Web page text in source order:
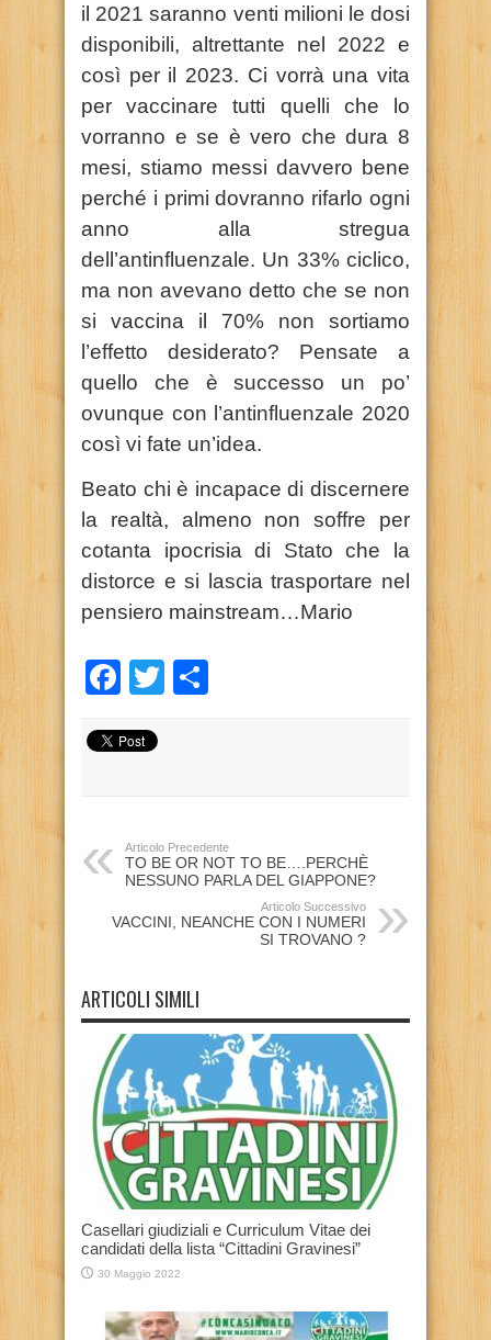
il 2021 saranno venti milioni le dosi
disponibili, altrettante nel 2022 e
così per il 2023. Ci vorrà una vita
per vaccinare tutti quelli che lo
vorranno e se è vero che dura 8
mesi, stiamo messi davvero bene
perché i primi dovranno rifarlo ogni
anno alla stregua
dell’antinfluenzale. Un 33% ciclico,
ma non avevano detto che se non
si vaccina il 70% non sortiamo
l’effetto desiderato? Pensate a
quello che è successo un po’
ovunque con l’antinfluenzale 2020
così vi fate un’idea.
Beato chi è incapace di discernere
la realtà, almeno non soffre per
cotanta ipocrisia di Stato che la
distorce e si lascia trasportare nel
pensiero mainstream…Mario
Facebook
Twitter
Articolo Precedente
TO BE OR NOT TO BE….PERCHÈ
NESSUNO PARLA DEL GIAPPONE?
Articolo Successivo
VACCINI, NEANCHE CON I NUMERI
SI TROVANO ?
ARTICOLI SIMILI
Casellari giudiziali e Curriculum Vitae dei
candidati della lista “Cittadini Gravinesi”
30 Maggio 2022